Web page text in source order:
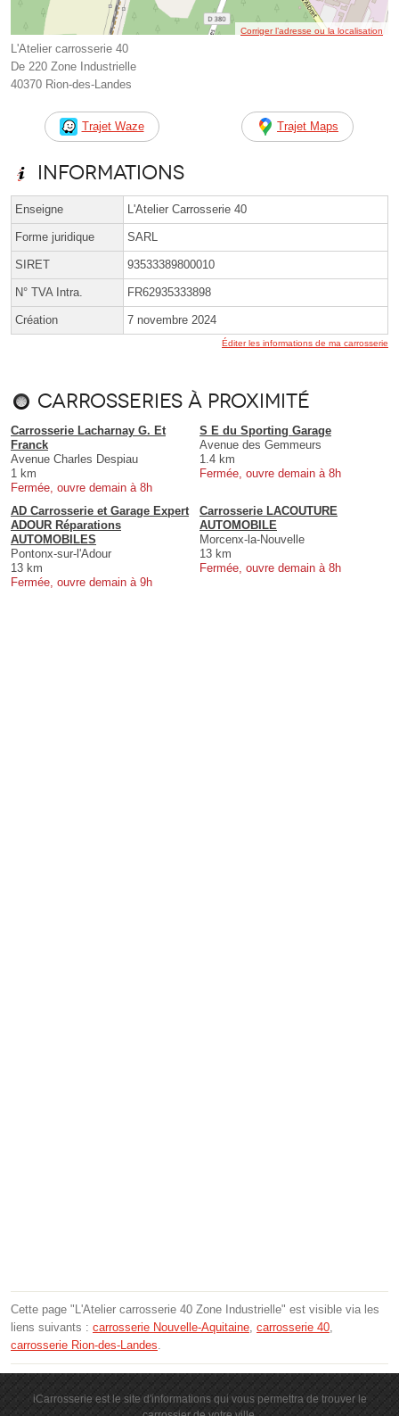
Corriger l’adresse ou la localisation
L'Atelier carrosserie 40
De 220 Zone Industrielle
40370 Rion-des-Landes
Trajet Waze Trajet Maps
Informations
Enseigne L'Atelier Carrosserie 40
Forme juridique SARL
SIRET 93533389800010
N° TVA Intra. FR62935333898
Création 7 novembre 2024
Éditer les informations de ma carrosserie
Carrosseries à proximité
Carrosserie Lacharnay G. Et
Franck
Avenue Charles Despiau
1 km
Fermée, ouvre demain à 8h
S E du Sporting Garage
Avenue des Gemmeurs
1.4 km
Fermée, ouvre demain à 8h
AD Carrosserie et Garage Expert
ADOUR Réparations
AUTOMOBILES
Pontonx-sur-l'Adour
13 km
Fermée, ouvre demain à 9h
Carrosserie LACOUTURE
AUTOMOBILE
Morcenx-la-Nouvelle
13 km
Fermée, ouvre demain à 8h
Cette page "L'Atelier carrosserie 40 Zone Industrielle" est visible via les
liens suivants : carrosserie Nouvelle-Aquitaine, carrosserie 40,
carrosserie Rion-des-Landes.
iCarrosserie est le site d'informations qui vous permettra de trouver le